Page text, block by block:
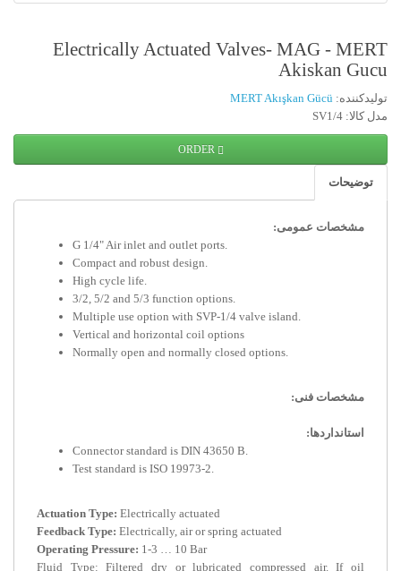
Electrically Actuated Valves- MAG - MERT
Akiskan Gucu
تولیدکننده: MERT Akışkan Gücü
مدل کالا: SV1/4
ORDER
توضیحات
مشخصات عمومی:
G 1/4" Air inlet and outlet ports.
Compact and robust design.
High cycle life.
3/2, 5/2 and 5/3 function options.
Multiple use option with SVP-1/4 valve island.
Vertical and horizontal coil options
Normally open and normally closed options.
مشخصات فنی:
استانداردها:
Connector standard is DIN 43650 B.
Test standard is ISO 19973-2.
Actuation Type: Electrically actuated
Feedback Type: Electrically, air or spring actuated
Operating Pressure: 1-3 … 10 Bar
Fluid Type: Filtered dry or lubricated compressed air. If oil